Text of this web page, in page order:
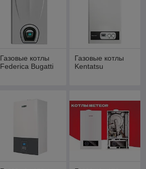
Газовые котлы
Federica Bugatti
Газовые котлы
Kentatsu